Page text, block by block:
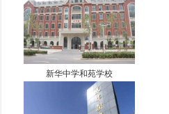
新华中学和苑学校